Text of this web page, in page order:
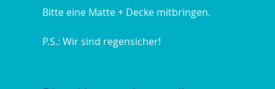
Bitte eine Matte + Decke mitbringen.
P.S.: Wir sind regensicher!